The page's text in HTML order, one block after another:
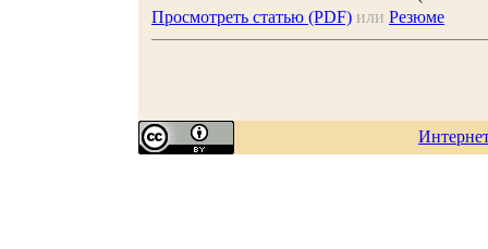
Просмотреть статью (PDF) или Резюме